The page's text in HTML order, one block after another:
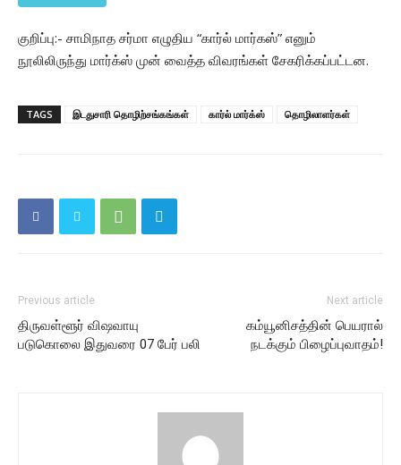
குறிப்பு:- சாமிநாத சர்மா எழுதிய “கார்ல் மார்கஸ்” எனும்
நூலிலிருந்து மார்க்ஸ் முன் வைத்த விவரங்கள் சேகரிக்கப்பட்டன.
TAGS இடதுசாரி தொழிற்சங்கங்கள் கார்ல் மார்க்ஸ் தொழிலாளர்கள்
Previous article
திருவள்ளூர் விஷவாயு
படுகொலை இதுவரை 07 பேர் பலி
Next article
கம்யூனிசத்தின் பெயரால்
நடக்கும் பிழைப்புவாதம்!